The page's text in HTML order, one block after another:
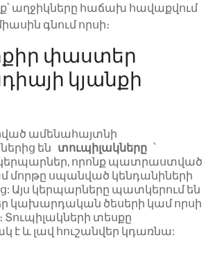
աղջիկները հաճախ հավաքվում
գնում որսի։
փաստեր
կյանքի
ամենահայտնի
են տուպիլակները ՝
որոնք պատրաստված
մորթը սպանված կենդանիների
Այս կերպարները պատկերում են
կախարդական ծեսերի կամ որսի
տեսքը
է և լավ հուշանվեր կդառնա: